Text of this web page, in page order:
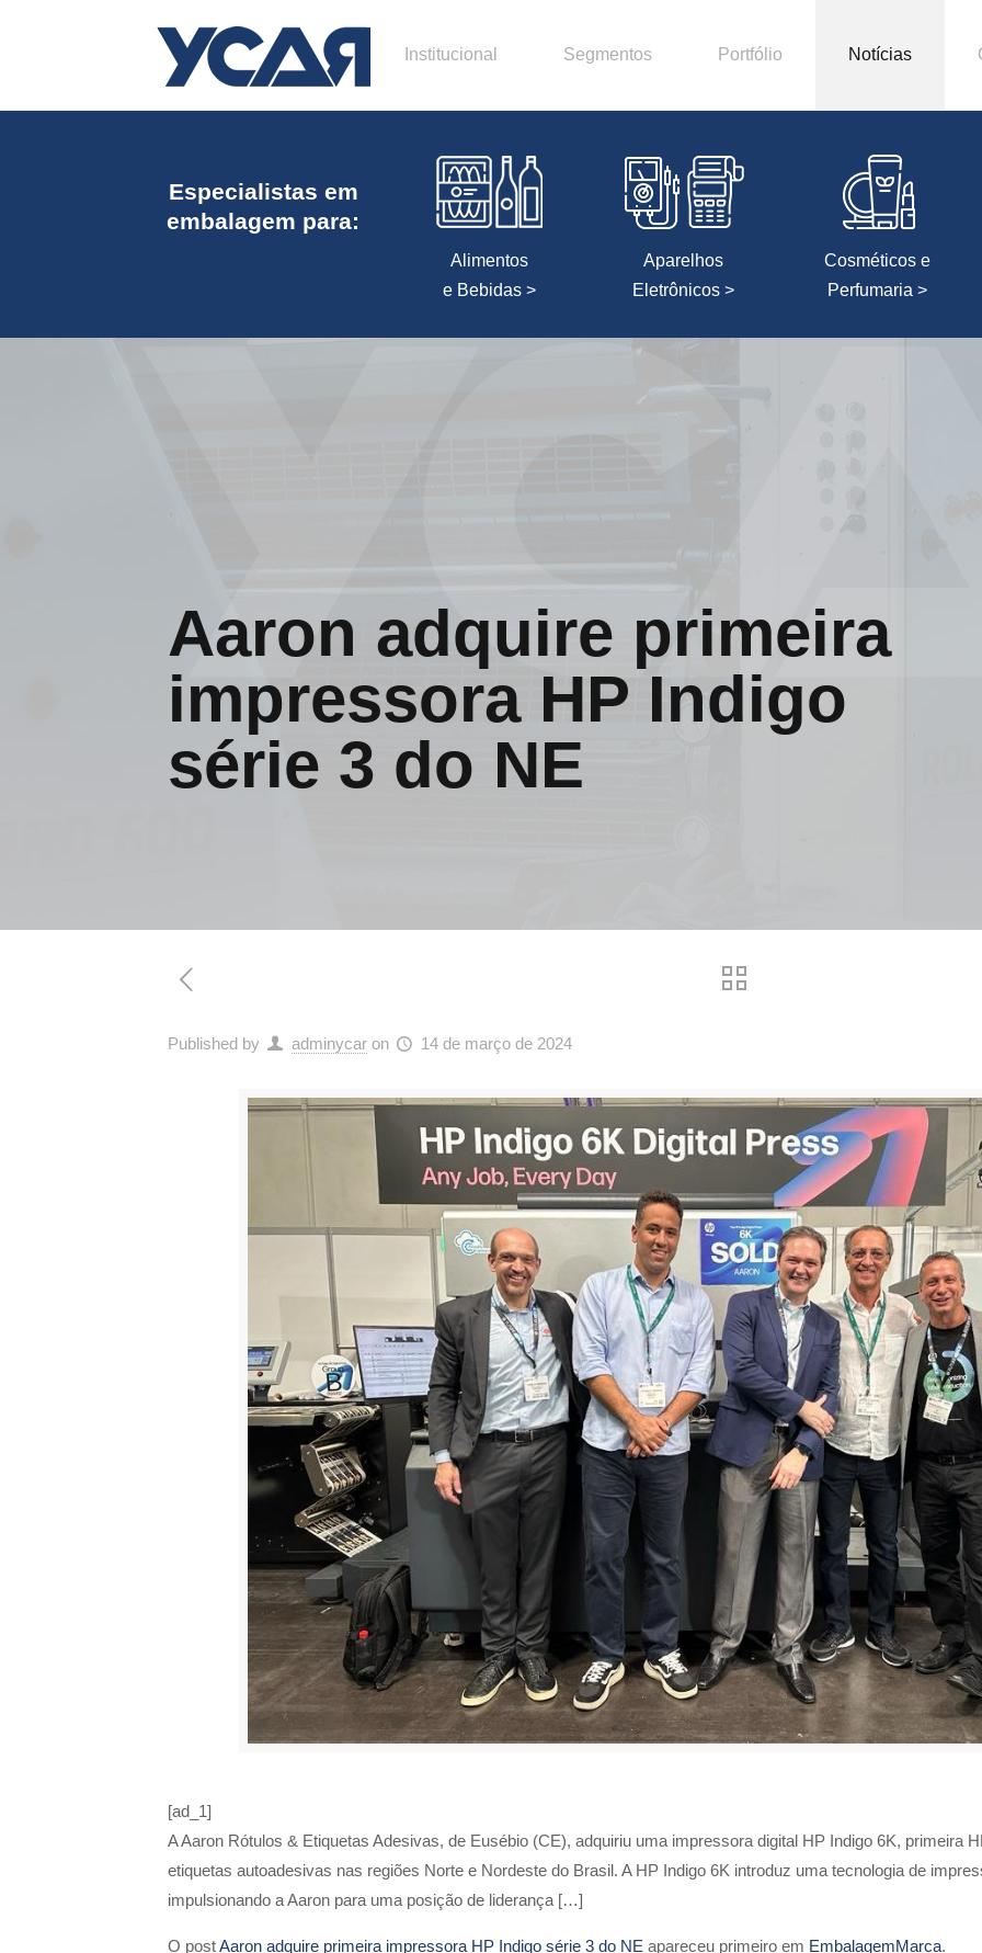
Institucional Segmentos Portfólio Notícias
Especialistas em
embalagem para:
Alimentos
e Bebidas >
Aparelhos
Eletrônicos >
Cosméticos e
Perfumaria >
Aaron adquire primeira
impressora HP Indigo
série 3 do NE
Published by adminycar on 14 de março de 2024
[ad_1]
A Aaron Rótulos & Etiquetas Adesivas, de Eusébio (CE), adquiriu uma impressora digital HP Indigo 6K, primeira
etiquetas autoadesivas nas regiões Norte e Nordeste do Brasil. A HP Indigo 6K introduz uma tecnologia de
impulsionando a Aaron para uma posição de liderança […]
O postAaron adquire primeira impressora HP Indigo série 3 do NE apareceu primeiro em EmbalagemMarca.